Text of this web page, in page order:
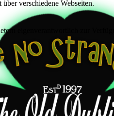
verschiedene Webseiten.
eigenverantwortlich zur